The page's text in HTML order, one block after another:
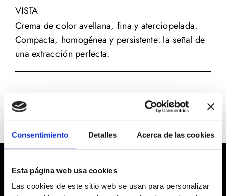
Consentimiento Detalles Acerca de las cookies
Esta página web usa cookies
Las cookies de este sitio web se usan para personalizar
VISTA
Crema de color avellana, fina y aterciopelada.
Compacta, homogénea y persistente: la señal de
una extracción perfecta.